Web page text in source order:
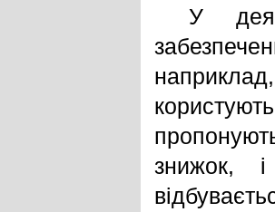
У
знижок,